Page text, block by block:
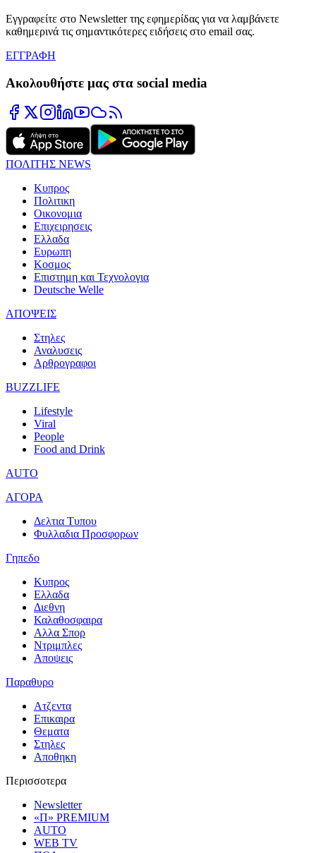
Εγγραφείτε στο Newsletter της εφημερίδας για να λαμβάνετε
καθημερινά τις σημαντικότερες ειδήσεις στο email σας.
ΕΓΓΡΑΦΗ
Ακολουθήστε μας στα social media
ΠΟΛΙΤΗΣ NEWS
Κυπρος
Πολιτικη
Οικονομια
Επιχειρησεις
Ελλαδα
Ευρωπη
Κοσμος
Επιστημη και Τεχνολογια
Deutsche Welle
ΑΠΟΨΕΙΣ
Στηλες
Αναλυσεις
Αρθρογραφοι
BUZZLIFE
Lifestyle
Viral
People
Food and Drink
AUTO
ΑΓΟΡΑ
Δελτια Τυπου
Φυλλαδια Προσφορων
Γηπεδο
Κυπρος
Ελλαδα
Διεθνη
Καλαθοσφαιρα
Αλλα Σπορ
Ντριμπλες
Αποψεις
Παραθυρο
Ατζεντα
Επικαιρα
Θεματα
Στηλες
Αποθηκη
Περισσοτερα
Newsletter
«Π» PREMIUM
AUTO
WEB TV